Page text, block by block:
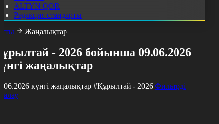
ALTYN QOR
Редакция стандарты
Жаңалықтар
- 2026 бойынша 09.06.2026
жаңалықтар
күнгі жаңалықтар #Құрылтай - 2026 Фильтрді